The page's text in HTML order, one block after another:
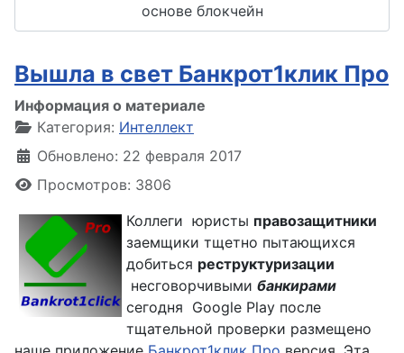
основе блокчейн
Вышла в свет Банкрот1клик Про
Информация о материале
Категория: Интеллект
Обновлено: 22 февраля 2017
Просмотров: 3806
Коллеги юристы правозащитники
заемщики тщетно пытающихся
добиться реструктуризации
несговорчивыми банкирами
сегодня Google Play после
тщательной проверки размещено